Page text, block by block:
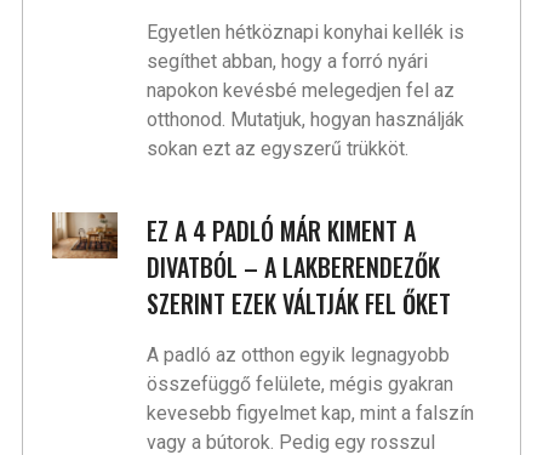
Egyetlen hétköznapi konyhai kellék is
segíthet abban, hogy a forró nyári
napokon kevésbé melegedjen fel az
otthonod. Mutatjuk, hogyan használják
sokan ezt az egyszerű trükköt.
EZ A 4 PADLÓ MÁR KIMENT A
DIVATBÓL – A LAKBERENDEZŐK
SZERINT EZEK VÁLTJÁK FEL ŐKET
A padló az otthon egyik legnagyobb
összefüggő felülete, mégis gyakran
kevesebb figyelmet kap, mint a falszín
vagy a bútorok. Pedig egy rosszul